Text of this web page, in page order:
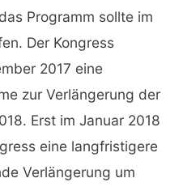
Programm sollte im
Der Kongress
2017 eine
zur Verlängerung der
Erst im Januar 2018
eine langfristigere
Verlängerung um